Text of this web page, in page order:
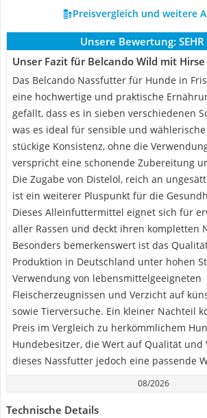
Preisvergleich und weitere
Unsere Bewertung:
Unser Fazit für Belcando Wild mit
Das Belcando Nassfutter für Hunde in
eine hochwertige und praktische
gefällt, dass es in sieben verschiedenen
was es ideal für sensible und
stückige Konsistenz, ohne die
verspricht eine schonende Zubereitung
Die Zugabe von Distelöl, reich an
ist ein weiterer Pluspunkt für die
Dieses Alleinfuttermittel eignet sich für
aller Rassen und deckt ihren kompletten
Besonders bemerkenswert ist das
Produktion in Deutschland unter hohen
Verwendung von lebensmittelgeeigneten
Fleischerzeugnissen und Verzicht auf
sowie Tierversuche. Ein kleiner Nachteil
Preis im Vergleich zu herkömmlichem
Hundebesitzer, die Wert auf Qualität und
dieses Nassfutter jedoch eine passende
08/2026
Technische Details